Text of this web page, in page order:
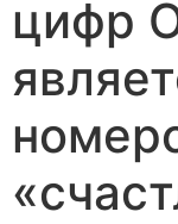
цифр